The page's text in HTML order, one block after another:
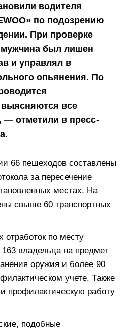
водителя
по подозрению
При проверке
был лишен
и управлял в
опьянения. По
все
— отметили в пресс-
66 пешеходов составлены
за пересечение
местах. На
свыше 60 транспортных
отработок по месту
владельца на предмет
оружия и более 90
учете. Также
профилактическую работу
подобные